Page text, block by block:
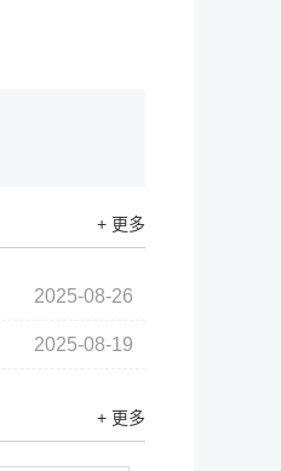
+ 更多
2025-08-26
2025-08-19
+ 更多